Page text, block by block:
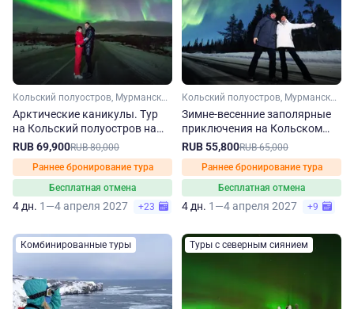
Кольский полуостров, Мурманская область, Арктика
Арктические каникулы. Тур
на Кольский полуостров на
зиму-весну
RUB 69,900RUB 80,000
Раннее бронирование тура
Бесплатная отмена
4 дн. 1—4 апреля 2027 +23
Кольский полуостров, Мурманская область, Арктика
Зимне-весенние заполярные
приключения на Кольском
полуострове
RUB 55,800RUB 65,000
Раннее бронирование тура
Бесплатная отмена
4 дн. 1—4 апреля 2027 +9
Комбинированные туры Туры с северным сиянием